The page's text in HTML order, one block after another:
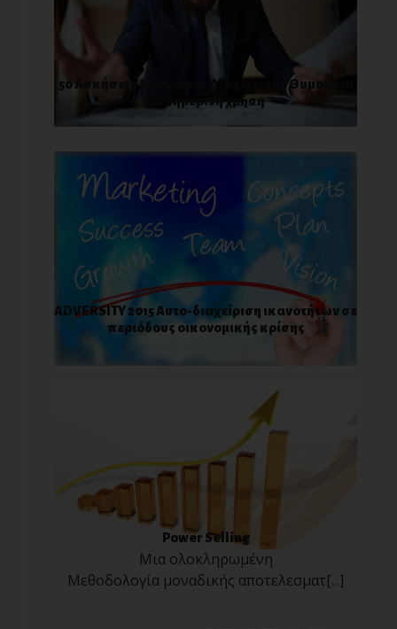
50 Ασκήσεις & Τεχνικές Διαχείρισης Θυμού για
καθημερινή χρήση
ADVERSITY 2015 Αυτo-διαχείριση ικανοτήτων σε
περιόδους οικονομικής κρίσης
Power Selling
Μια ολοκληρωμένη
Μεθοδολογία μοναδικής αποτελεσματ[...]